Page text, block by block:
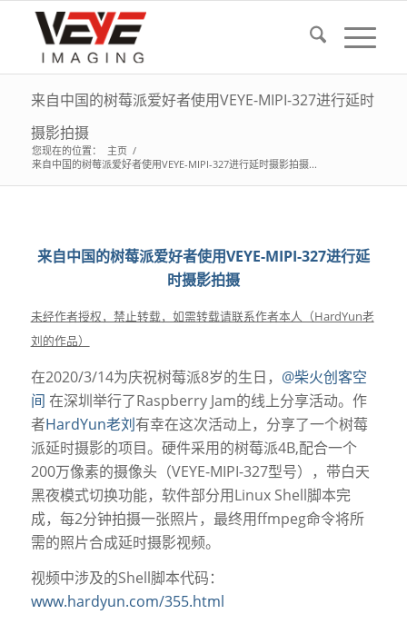
来自中国的树莓派爱好者使用VEYE-MIPI-327进行延时
摄影拍摄
您现在的位置： 主页 /
来自中国的树莓派爱好者使用VEYE-MIPI-327进行延时摄影拍摄...
来自中国的树莓派爱好者使用VEYE-MIPI-327进行延
时摄影拍摄
未经作者授权，禁止转载，如需转载请联系作者本人（HardYun老
刘的作品）
在2020/3/14为庆祝树莓派8岁的生日， @柴火创客空
间 在深圳举行了Raspberry Jam的线上分享活动。作
者HardYun老刘有幸在这次活动上，分享了一个树莓
派延时摄影的项目。硬件采用的树莓派4B,配合一个
200万像素的摄像头（VEYE-MIPI-327型号），带白天
黑夜模式切换功能，软件部分用Linux Shell脚本完
成，每2分钟拍摄一张照片，最终用ffmpeg命令将所
需的照片合成延时摄影视频。
视频中涉及的Shell脚本代码：
www.hardyun.com/355.html